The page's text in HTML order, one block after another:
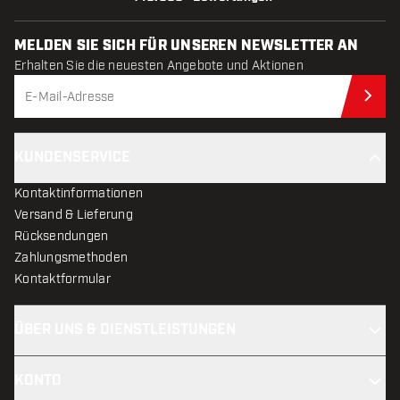
MELDEN SIE SICH FÜR UNSEREN NEWSLETTER AN
Erhalten Sie die neuesten Angebote und Aktionen
Kontaktinformationen
Versand & Lieferung
Rücksendungen
Zahlungsmethoden
Kontaktformular